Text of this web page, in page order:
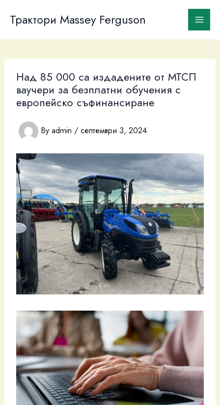
content
Трактори Massey Ferguson
Над 85 000 са издадените от МТСП
ваучери за безплатни обучения с
европейско съфинансиране
By admin / септември 3, 2024